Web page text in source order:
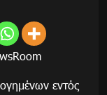
εντός